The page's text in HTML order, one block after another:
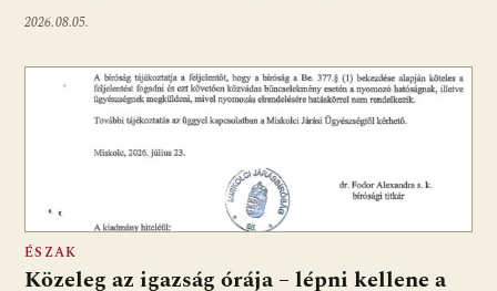
2026.08.05.
ÉSZAK
Közeleg az igazság órája – lépni kellene a